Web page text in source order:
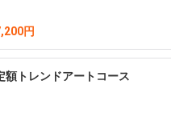
円
額トレンドアートコース